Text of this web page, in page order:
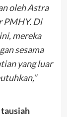
oleh Astra
PMHY. Di
mereka
sesama
yang luar
tausiah